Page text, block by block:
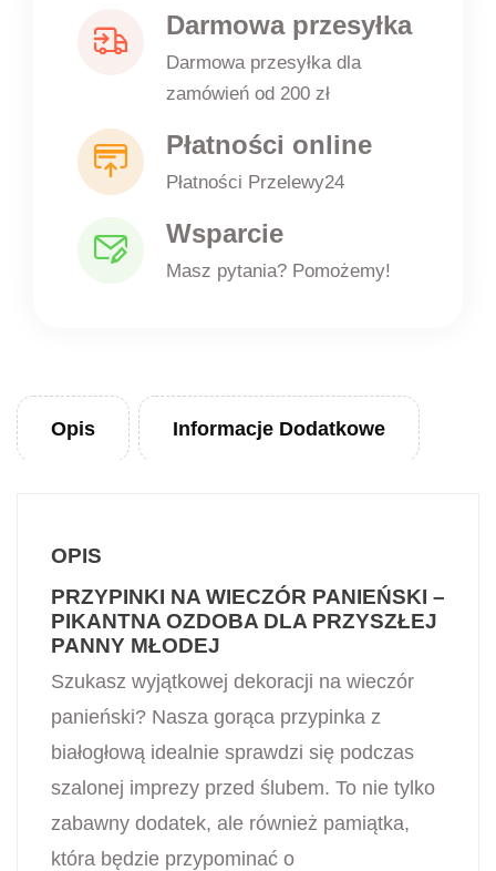
Darmowa przesyłka
Darmowa przesyłka dla
zamówień od 200 zł
Płatności online
Płatności Przelewy24
Wsparcie
Masz pytania? Pomożemy!
Opis Informacje Dodatkowe
OPIS
PRZYPINKI NA WIECZÓR PANIEŃSKI –
PIKANTNA OZDOBA DLA PRZYSZŁEJ
PANNY MŁODEJ
Szukasz wyjątkowej dekoracji na wieczór
panieński? Nasza gorąca przypinka z
białogłową idealnie sprawdzi się podczas
szalonej imprezy przed ślubem. To nie tylko
zabawny dodatek, ale również pamiątka,
która będzie przypominać o